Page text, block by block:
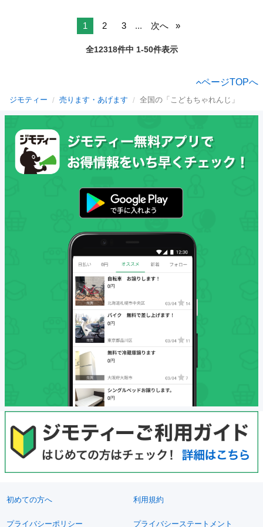
1 2 3 ... 次へ
全12318件中 1-50件表示
ページTOPへ
ジモティー 売ります・あげます 全国の「こどもちゃれんじ」
初めての方へ 利用規約
プライバシーポリシー プライバシーステートメント